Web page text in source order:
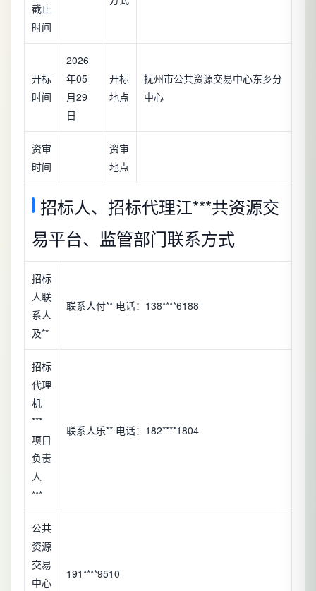
截止
时间
开标
时间
2026
年05
月29
日
开标
地点
抚州市公共资源交易中心东乡分
中心
资审
时间
资审
地点
招标人、招标代理江***共资源交
易平台、监管部门联系方式
招标
人联
系人
及**
联系人付** 电话：138****6188
招标
代理
机
***
项目
负责
人
***
联系人乐** 电话：182****1804
公共
资源
交易
中心
191****9510